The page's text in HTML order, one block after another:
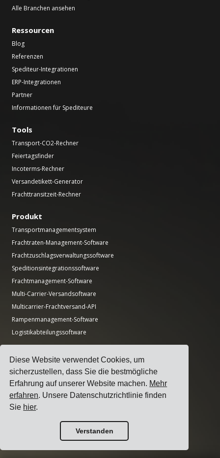
Diese Website verwendet Cookies, um
sicherzustellen, dass Sie die bestmögliche
Erfahrung auf unserer Website machen. Mehr
erfahren. Unsere Datenschutzrichtlinie finden
Sie hier.
Verstanden
Alle Branchen ansehen
Ressourcen
Blog
Referenzen
Spediteur-Integrationen
ERP-Integrationen
Partner
Informationen für Spediteure
Tools
Transport-CO2-Rechner
Feiertagsfinder
Incoterms-Rechner
Versandetikett-Generator
Frachttransitzeit-Rechner
Produkt
Transportmanagementsystem
Frachtraten-Management-Software
Frachtzuschlagsverwaltungssoftware
Speditionsintegrationssoftware
Frachtmanagement-Software
Multi-Carrier-Versandsoftware
Multicarrier-Frachtversand-API
Rampenmanagement-Software
Logistikabteilungssoftware
Top 17 Transportmanagement-Software für Versender
Wie wählt man eine Multi-Carrier-Versandsoftware aus?
Wie führt man eine einfache Transportausschreibung durch?
Wie implementiert man ein Transportmanagementsystem?
Wie automatisiert man Versandbenachrichtigungen?